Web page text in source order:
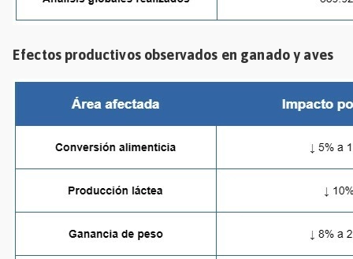
Efectos productivos observados en ganado y aves